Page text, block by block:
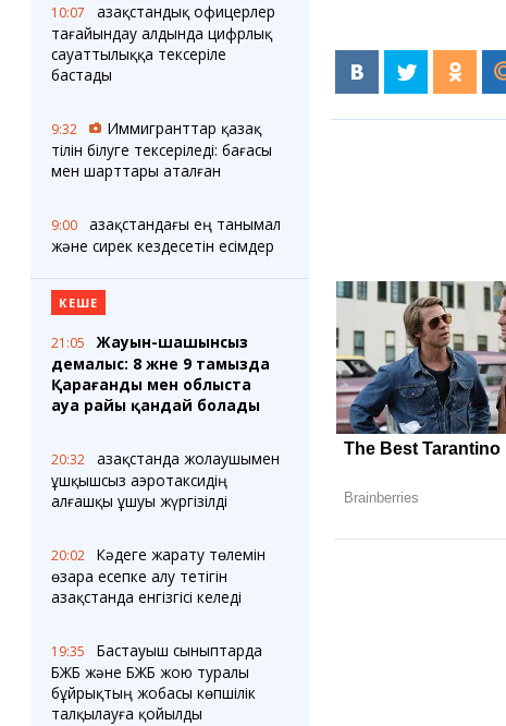
10:07
Қазақстандық офицерлер
тағайындау алдында цифрлық
сауаттылыққа тексеріле
бастады
9:32
Иммигранттар қазақ
тілін білуге тексеріледі: бағасы
мен шарттары аталған
9:00
Қазақстандағы ең танымал
және сирек кездесетін есімдер
КЕШЕ
21:05
Жауын-шашынсыз
демалыс: 8 және 9 тамызда
Қарағанды мен облыста
ауа райы қандай болады
20:32
Қазақстанда жолаушымен
ұшқышсыз аэротаксидің
алғашқы ұшуы жүргізілді
20:02
Кәдеге жарату төлемін
өзара есепке алу тетігін
Қазақстанда енгізгісі келеді
19:35
Бастауыш сыныптарда
БЖБ және БЖБ жою туралы
бұйрықтың жобасы көпшілік
талқылауға қойылды